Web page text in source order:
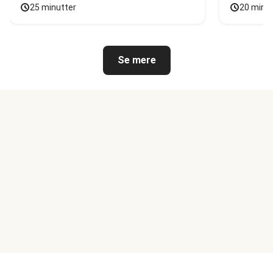
25 minutter 20
Se mere